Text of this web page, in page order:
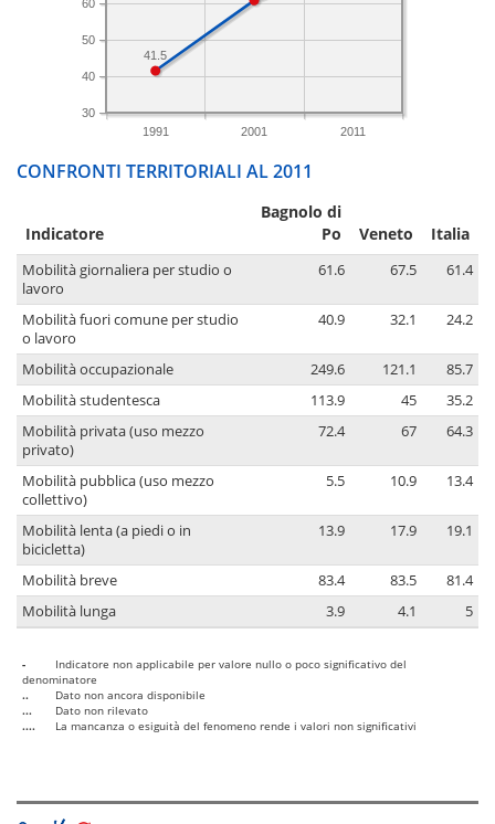
1991 2001 2011
30
40
50
60
41.5
CONFRONTI TERRITORIALI AL 2011
Indicatore
Bagnolo di
Po
Veneto Italia
Mobilità giornaliera per studio o
lavoro
61.6 67.5 61.4
Mobilità fuori comune per studio
o lavoro
40.9 32.1 24.2
Mobilità occupazionale 249.6 121.1
85.7
Mobilità studentesca
113.9 45
35.2
Mobilità privata (uso mezzo
privato)
72.4 67 64.3
Mobilità pubblica (uso mezzo
collettivo)
5.5 10.9 13.4
Mobilità lenta (a piedi o in
bicicletta)
13.9 17.9 19.1
Mobilità breve 83.4 83.5
81.4
Mobilità lunga
3.9 4.1 5
-
Indicatore non applicabile per valore nullo o poco significativo del
denominatore
..
Dato non ancora disponibile
...
Dato non rilevato
....
La mancanza o esiguità del fenomeno rende i valori non significativi